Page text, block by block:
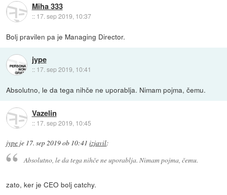
Miha 333
:: 17. sep 2019, 10:37
Bolj pravilen pa je Managing Director.
jype
:: 17. sep 2019, 10:41
Absolutno, le da tega nihče ne uporablja. Nimam pojma, čemu.
Vazelin
:: 17. sep 2019, 10:45
jype je 17. sep 2019 ob 10:41 izjavil:
Absolutno, le da tega nihče ne uporablja. Nimam pojma, čemu.
zato, ker je CEO bolj catchy.